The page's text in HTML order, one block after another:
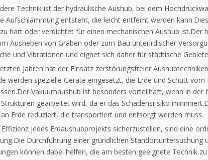
Technik ist der hydraulische Aushub, bei dem
Aufschlämmung entsteht, die leicht entfernt werden
hart oder verdichtet für einen mechanischen Aushub
Ausheben von Gräben oder zum Bau unterirdischer
und Vibrationen und eignet sich daher für städtische
Jahren hat der Einsatz zerstörungsfreier
werden spezielle Geräte eingesetzt, die Erde und Schutt
Vakuumaushub ist besonders vorteilhaft, wenn in
gearbeitet wird, da er das Schadensrisiko
Erde reduziert, die transportiert und entsorgt werden muss.
jedes Erdaushubprojekts sicherzustellen, sind eine
Durchführung einer gründlichen
können dabei helfen, die am besten geeignete Technik